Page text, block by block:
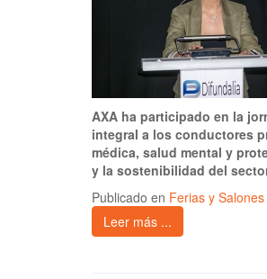
AXA ha participado en la
integral a los conductores
médica, salud mental y
y la sostenibilidad del
Publicado en Ferias y Salones
Leer más ...